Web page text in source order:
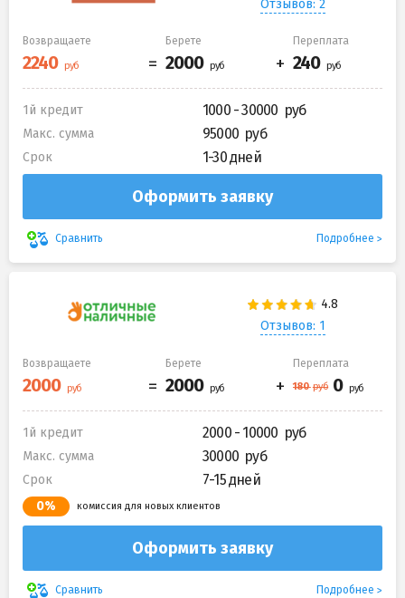
Отзывов: 2
Возвращаете Берете Переплата
1й кредит 1000 - 30000
Макс. сумма 95000
Срок 1-30 дней
Оформить заявку
Сравнить Подробнее
Отзывов: 1
Возвращаете Берете Переплата
1й кредит 2000 - 10000
Макс. сумма 30000
Срок 7-15 дней
0% комиссия для новых клиентов
Оформить заявку
Сравнить Подробнее